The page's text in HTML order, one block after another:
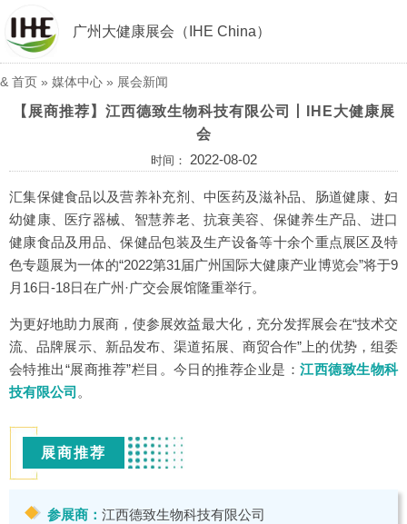
广州大健康展会（IHE China）
& 首页 » 媒体中心 » 展会新闻
【展商推荐】江西德致生物科技有限公司丨IHE大健康展
会
时间： 2022-08-02
汇集保健食品以及营养补充剂、中医药及滋补品、肠道健康、妇
幼健康、医疗器械、智慧养老、抗衰美容、保健养生产品、进口
健康食品及用品、保健品包装及生产设备等十余个重点展区及特
色专题展为一体的“2022第31届广州国际大健康产业博览会”将于9
月16日-18日在广州·广交会展馆隆重举行。
为更好地助力展商，使参展效益最大化，充分发挥展会在“技术交
流、品牌展示、新品发布、渠道拓展、商贸合作”上的优势，组委
会特推出“展商推荐”栏目。今日的推荐企业是：江西德致生物科
技有限公司 。
展商推荐
参展商： 江西德致生物科技有限公司